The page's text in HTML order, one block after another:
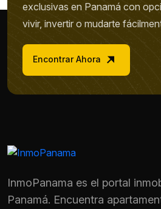
Motivo de consulta *
exclusivas en Panamá con
vivir, invertir o mudarte
Encontrar Ahora
InmoPanama es el portal
Panamá. Encuentra